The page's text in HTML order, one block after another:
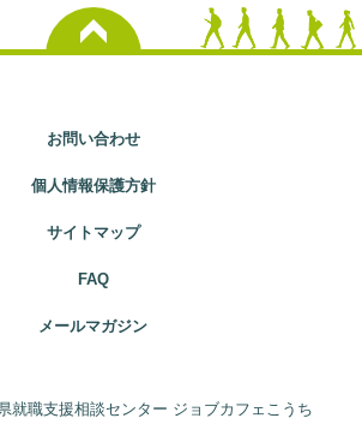
お問い合わせ
個人情報保護方針
サイトマップ
FAQ
メールマガジン
就職支援相談センター ジョブカフェこうち